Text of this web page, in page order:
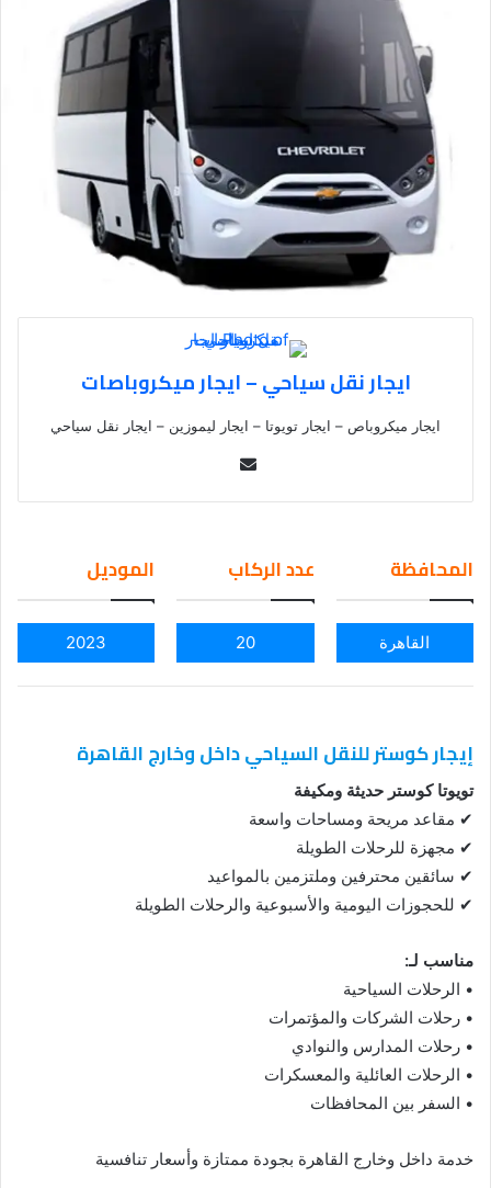
ايجار نقل سياحي – ايجار ميكروباصات
ايجار ميكروباص – ايجار تويوتا – ايجار ليموزين – ايجار نقل سياحي
ail
المحافظة
القاهرة
عدد الركاب
20
الموديل
2023
إيجار كوستر للنقل السياحي داخل وخارج القاهرة
تويوتا كوستر حديثة ومكيفة
✔ مقاعد مريحة ومساحات واسعة
✔ مجهزة للرحلات الطويلة
✔ سائقين محترفين وملتزمين بالمواعيد
✔ للحجوزات اليومية والأسبوعية والرحلات الطويلة
مناسب لـ:
• الرحلات السياحية
• رحلات الشركات والمؤتمرات
• رحلات المدارس والنوادي
• الرحلات العائلية والمعسكرات
• السفر بين المحافظات
خدمة داخل وخارج القاهرة بجودة ممتازة وأسعار تنافسية